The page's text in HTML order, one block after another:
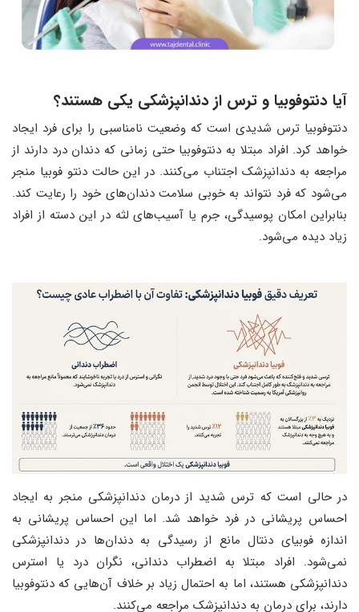
آیا دنتوفوبیا و ترس از دندانپزشکی یکی هستند؟
دنتوفوبیا ترس شدیدی است که وضعیت نامناسبی را برای فرد ایجاد
خواهد کرد. افراد مبتلا به دنتوفوبیا حتی زمانی که دندان درد دارند از
مراجعه به دندانپزشک اجتناب می‌کنند. در این حالت دنتو فوبیا منجر
می‌شود که فرد نتواند به خوبی سلامت دندان‌های خود را رعایت کند.
بنابراین امکان پوسیدگی، جرم یا آسیب‌های لثه در این دسته از افراد
زیاد دیده می‌شود.
در حالی است که ترس شدید از درمان دندانپزشکی منجر به ایجاد
احساس پریشانی در فرد خواهد شد. اما این احساس پریشانی به
اندازه فوبیای دنتال مانع از رسیدگی به دندان‌ها در دندانپزشکی
نمی‌شود. افراد مبتلا به اضطراب دندانی، نگران درد یا استرس
دندانپزشکی هستند، اما به احتمال زیاد بر خلاف آن‌هایی که دنتوفوبیا
دارند، برای درمان به دندانپزشک مراجعه می‌کنند.